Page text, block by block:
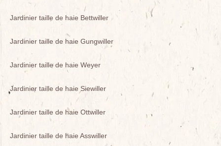
Jardinier taille de haie Bettwiller
Jardinier taille de haie Gungwiller
Jardinier taille de haie Weyer
Jardinier taille de haie Siewiller
Jardinier taille de haie Ottwiller
Jardinier taille de haie Asswiller